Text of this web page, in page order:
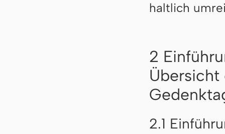
halt­lich
2
Übersicht
2.1